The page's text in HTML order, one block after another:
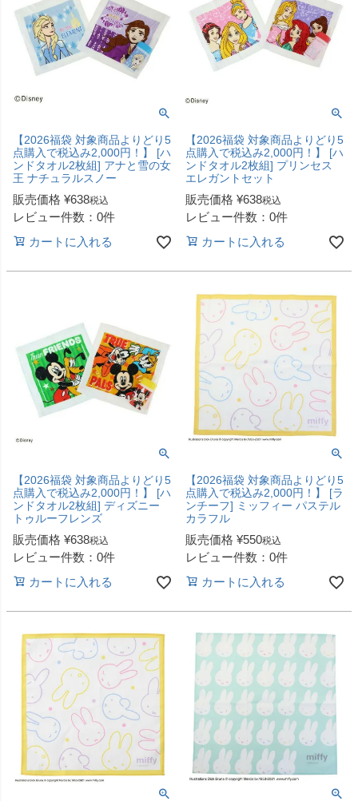
【2026福袋 対象商品よりどり5
点購入で税込み2,000円！】 [ハ
ンドタオル2枚組] アナと雪の女
王 ナチュラルスノー
販売価格 ¥638税込
レビュー件数：0件
カートに入れる
【2026福袋 対象商品よりどり5
点購入で税込み2,000円！】 [ハ
ンドタオル2枚組] プリンセス
エレガントセット
販売価格 ¥638税込
レビュー件数：0件
カートに入れる
【2026福袋 対象商品よりどり5
点購入で税込み2,000円！】 [ハ
ンドタオル2枚組] ディズニー
トゥルーフレンズ
販売価格 ¥638税込
レビュー件数：0件
カートに入れる
【2026福袋 対象商品よりどり5
点購入で税込み2,000円！】 [ラ
ンチーフ] ミッフィー パステル
カラフル
販売価格 ¥550税込
レビュー件数：0件
カートに入れる